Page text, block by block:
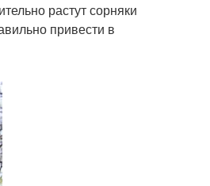
растут сорняки
привести в